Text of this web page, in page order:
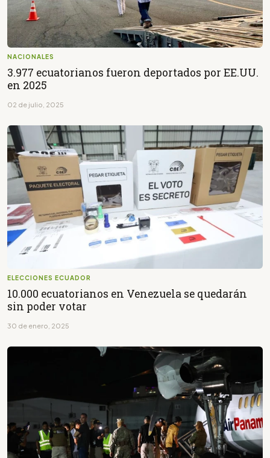
NACIONALES
3.977 ecuatorianos fueron deportados por EE.UU.
en 2025
02 de julio, 2025
ELECCIONES ECUADOR
10.000 ecuatorianos en Venezuela se quedarán
sin poder votar
30 de enero, 2025